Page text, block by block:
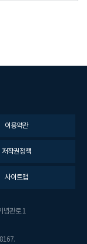
이용약관
저작권정책
사이트맵
념관로 1